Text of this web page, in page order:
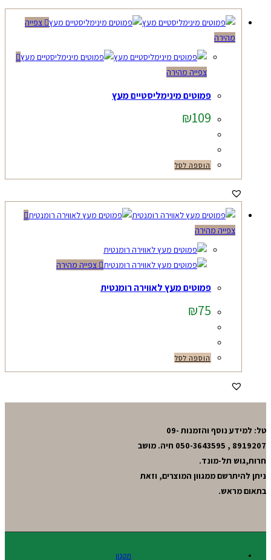
צפייה
מהירה
צפייה מהירה
פמוטים מינימליסטיים מעץ
₪109
הוספה לסל
צפייה מהירה
צפייה מהירה
פמוטים מעץ לאווירה רומנטית
₪75
הוספה לסל
טל: למידע נוסף והזמנות 09-
8919207 , 050-3643595 חיה. מושב
חרות,גוש תל-מונד.
ניתן להיתרשם ממגוון המוצרים, וזאת
בתאום מראש.
תקנון